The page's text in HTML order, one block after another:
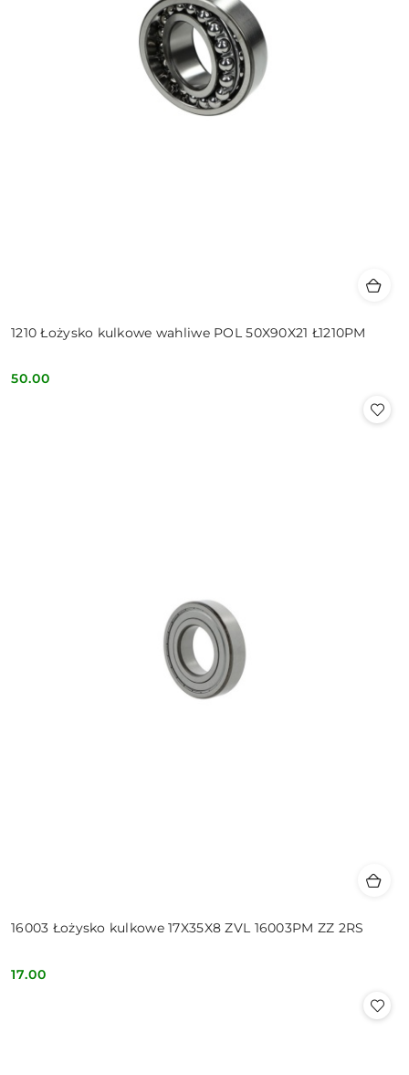
1210 Łożysko kulkowe wahliwe POL 50X90X21 Ł1210PM
Cena:
50.00
16003 Łożysko kulkowe 17X35X8 ZVL 16003PM ZZ 2RS
Cena:
17.00